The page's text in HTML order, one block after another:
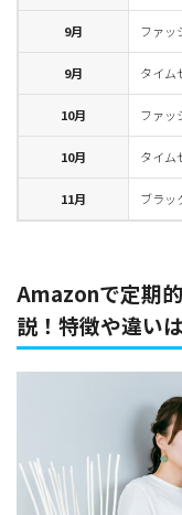
9月 ファッ
9月 タイム
10月 ファッ
10月 タイム
11月 ブラッ
Amazonで定期
説！特徴や違い